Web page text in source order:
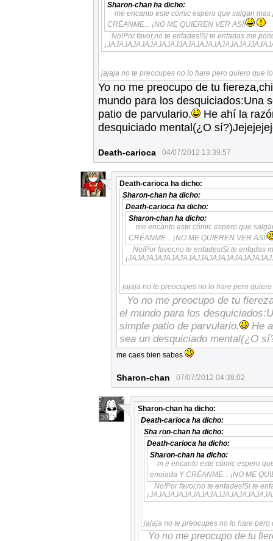
Sharon-chan ha dicho:
me encanto este cómic espero que salgan
CRÉANME... ¡NO ME QUIEREN VER ASÍ!
No!Por favor,no te enfades!Si te enfadas me
jajaja no te preocupes no lo hare pero quiero que
Yo no me preocupo de tu
mundo para los desquiciados:Una
patio de parvulario.
He ahí la
desquiciado mental(¿O
Death-carioca 04/07/2012 13:39:57
1
Death-carioca ha dicho:
Sharon-chan ha dicho:
Death-carioca ha dicho:
Sharon-chan ha dicho:
me encanto este cómic espero que
CRÉANME... ¡NO ME QUIEREN VER ASÍ!
No!Por favor,no te enfades!Si te enfadas
jajaja no te preocupes no lo hare pero
Yo no me preocupo de tu
el mundo para los
simple patio de parvulario.
He
sea un desquiciado mental(¿O
me caes bien sabes
Sharon-chan 07/07/2012 04:38:02
30
Sharon-chan ha dicho:
Death-carioca ha dicho:
Sha ron-chan ha dicho:
Death-carioca ha dicho:
Sharon-chan ha dicho:
m e encanto este cómic espero
enojada Y CRÉANME... ¡NO ME
No!Por favor,no te enfades!Si te
jajaja no te preocupes no lo hare
Yo no me preocupo de tu